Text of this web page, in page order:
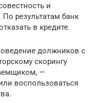
и
результатам банк
в кредите.
должников с
скорингу
—
воспользоваться